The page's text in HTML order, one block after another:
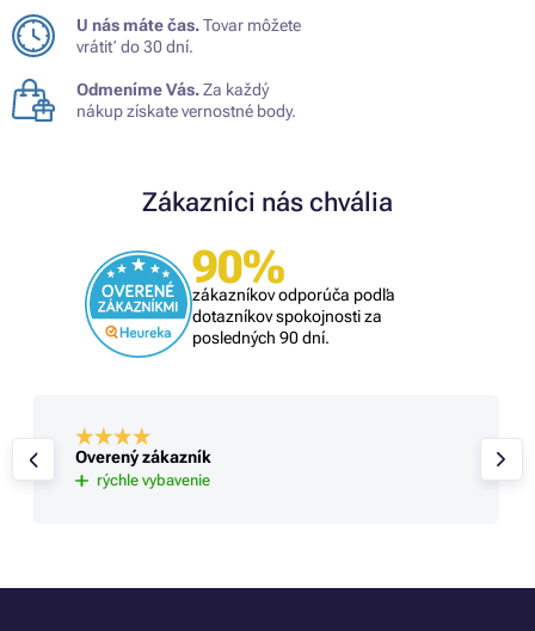
U nás máte čas.Tovar môžete
vrátiť do 30 dní.
Odmeníme Vás.Za každý
nákup získate vernostné body.
Zákazníci nás chvália
90%
zákazníkov odporúča podľa
dotazníkov spokojnosti za
posledných 90 dní.
Overený zákazník
rýchle vybavenie